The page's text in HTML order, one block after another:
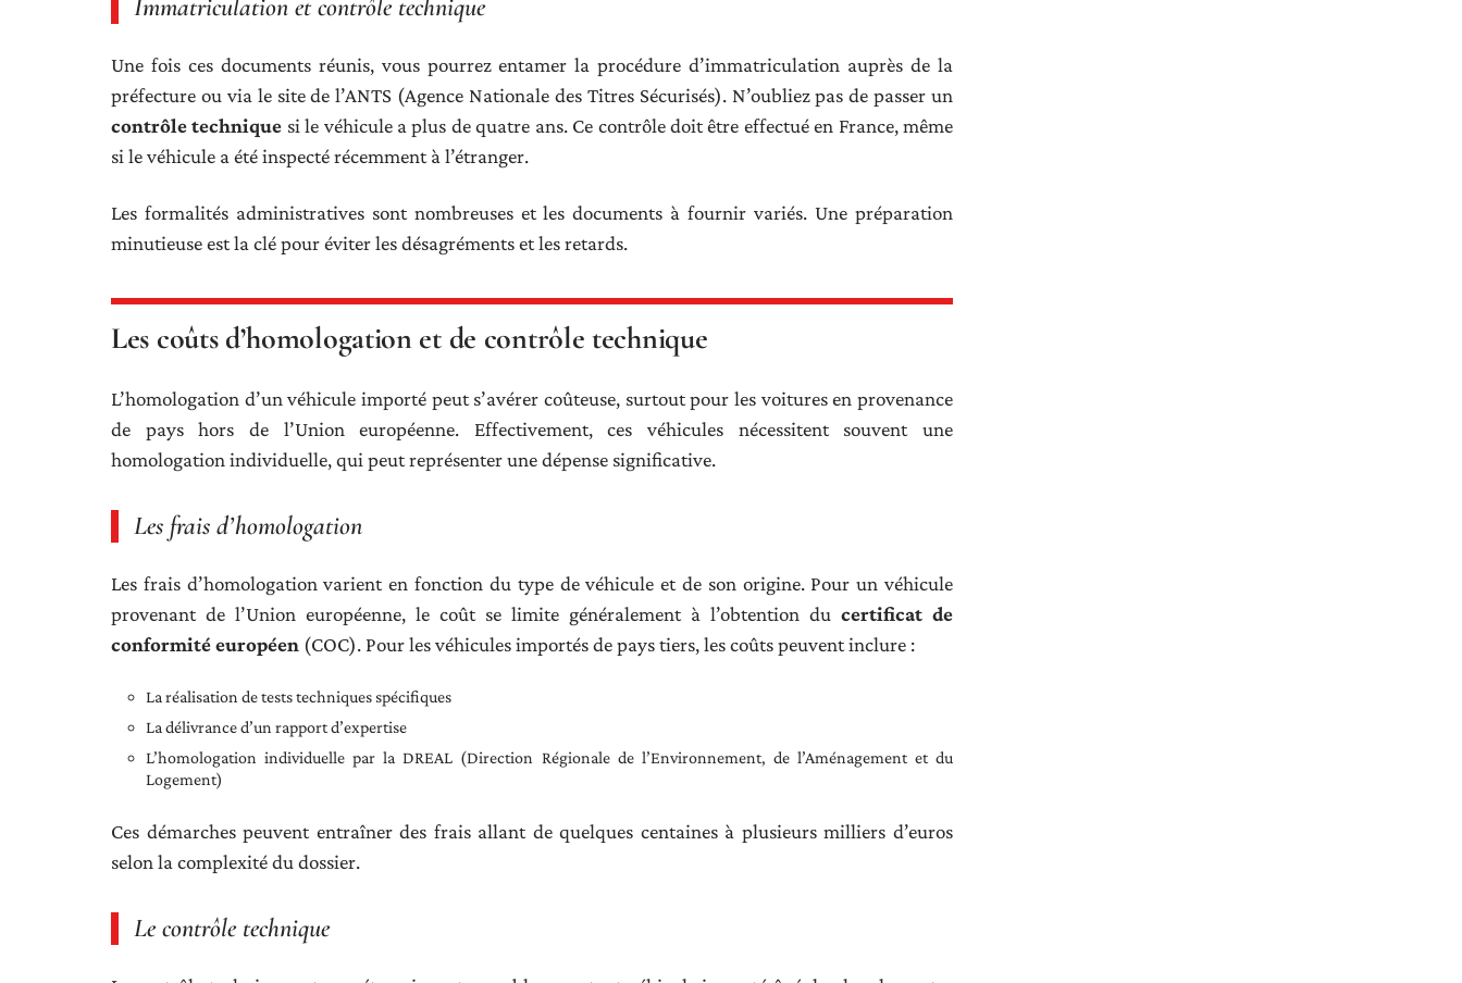
Immatriculation et contrôle technique
Une fois ces documents réunis, vous pourrez entamer la procédure d’immatriculation auprès de la
préfecture ou via le site de l’ANTS (Agence Nationale des Titres Sécurisés). N’oubliez pas de passer un
contrôle technique si le véhicule a plus de quatre ans. Ce contrôle doit être effectué en France, même
si le véhicule a été inspecté récemment à l’étranger.
Les formalités administratives sont nombreuses et les documents à fournir variés. Une préparation
minutieuse est la clé pour éviter les désagréments et les retards.
Les coûts d’homologation et de contrôle technique
L’homologation d’un véhicule importé peut s’avérer coûteuse, surtout pour les voitures en provenance
de pays hors de l’Union européenne. Effectivement, ces véhicules nécessitent souvent une
homologation individuelle, qui peut représenter une dépense significative.
Les frais d’homologation
Les frais d’homologation varient en fonction du type de véhicule et de son origine. Pour un véhicule
provenant de l’Union européenne, le coût se limite généralement à l’obtention du certificat de
conformité européen (COC). Pour les véhicules importés de pays tiers, les coûts peuvent inclure :
La réalisation de tests techniques spécifiques
La délivrance d’un rapport d’expertise
L’homologation individuelle par la DREAL (Direction Régionale de l’Environnement, de l’Aménagement et du
Logement)
Ces démarches peuvent entraîner des frais allant de quelques centaines à plusieurs milliers d’euros
selon la complexité du dossier.
Le contrôle technique